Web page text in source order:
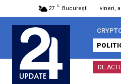
27 C București vineri,
DE